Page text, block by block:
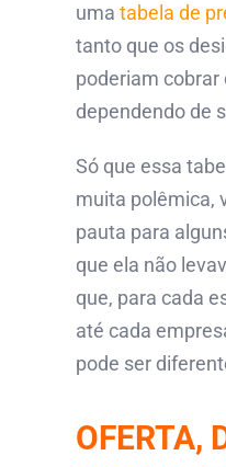
uma tabela de
tanto que os
poderiam cobrar
dependendo de
Só que essa
muita polêmica,
pauta para
que ela não
que, para cada
até cada
pode ser
OFERTA,